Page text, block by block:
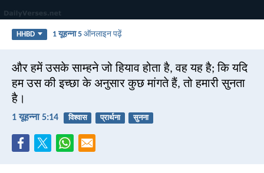
HHBD 1 यूहन्ना 5 ऑनलाइन पढ़ें
और हमें उसके साम्हने जो हियाव होता है, वह यह है; कि यदि
हम उस की इच्छा के अनुसार कुछ मांगते हैं, तो हमारी सुनता
है।
1 यूहन्ना 5:14 विश्वास प्रार्थना सुनना